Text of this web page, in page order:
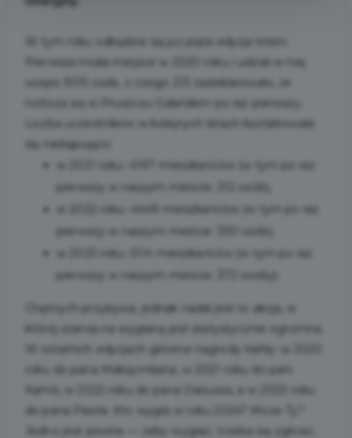
W tym roku odbędzie się już piąta edycja loterii.
Pierwsza miała miejsce w 2020 roku i udział w niej
wzięło 3015 osób, z czego 213 zadeklarowało, że
rozlicza się w Pruszczu Gdańskim po raz pierwszy.
Liczba uczestników w kolejnych latach kształtowała
się następująco:
w 2021 roku: 4197 mieszkańców (w tym po raz
pierwszy w naszym mieście: 312 osób),
w 2022 roku: 4449 mieszkańców (w tym po raz
pierwszy w naszym mieście: 330 osób),
w 2023 roku: 5114 mieszkańców (w tym po raz
pierwszy w naszym mieście: 372 osoby).
Chętnych przybywa, jednak nadal jest to akcja, w
której szansa na wygraną jest statystycznie ogromna.
W ostatnich edycjach główne nagrody trafiły: w 2020
roku do pana Maksymiliana, w 2021 roku do pani
Kamili, w 2022 roku do pana Dariusza, a w 2023 roku
do pana Pawła. Kto wygra w roku 2024? Może Ty?
Jedno jest pewne — żeby wygrać, trzeba się zgłosić,